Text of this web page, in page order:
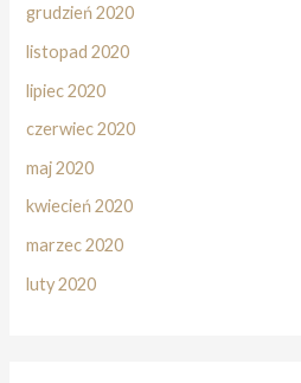
grudzień 2020
listopad 2020
lipiec 2020
czerwiec 2020
maj 2020
kwiecień 2020
marzec 2020
luty 2020